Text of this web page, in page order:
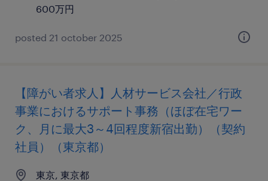
600万円
posted 21 october 2025
【障がい者求人】人材サービス会社／行政
事業におけるサポート事務（ほぼ在宅ワー
ク、月に最大3～4回程度新宿出勤）（契約
社員）（東京都）
東京, 東京都